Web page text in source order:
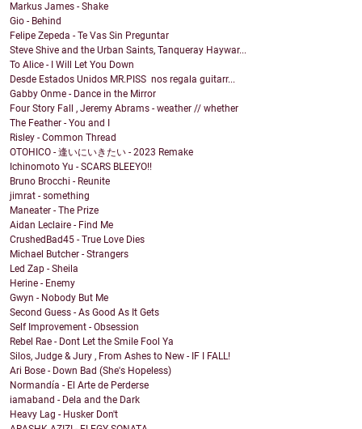
Markus James - Shake
Gio - Behind
Felipe Zepeda - Te Vas Sin Preguntar
Steve Shive and the Urban Saints, Tanqueray Haywar...
To Alice - I Will Let You Down
Desde Estados Unidos MR.PISS nos regala guitarr...
Gabby Onme - Dance in the Mirror
Four Story Fall , Jeremy Abrams - weather // whether
The Feather - You and I
Risley - Common Thread
OTOHICO - 逢いにいきたい - 2023 Remake
Ichinomoto Yu - SCARS BLEEYO!!
Bruno Brocchi - Reunite
jimrat - something
Maneater - The Prize
Aidan Leclaire - Find Me
CrushedBad45 - True Love Dies
Michael Butcher - Strangers
Led Zap - Sheila
Herine - Enemy
Gwyn - Nobody But Me
Second Guess - As Good As It Gets
Self Improvement - Obsession
Rebel Rae - Dont Let the Smile Fool Ya
Silos, Judge & Jury , From Ashes to New - IF I FALL!
Ari Bose - Down Bad (She's Hopeless)
Normandía - El Arte de Perderse
iamaband - Dela and the Dark
Heavy Lag - Husker Don't